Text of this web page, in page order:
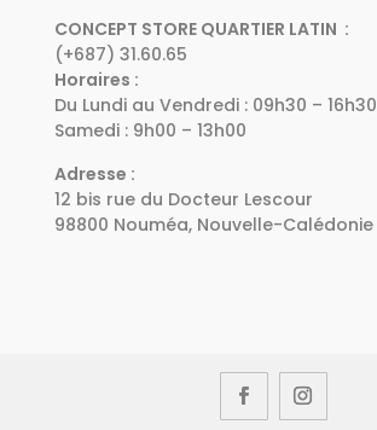
CONCEPT STORE QUARTIER LATIN :
(+687) 31.60.65
Horaires :
Du Lundi au Vendredi : 09h30 – 16h30
Samedi : 9h00 – 13h00
Adresse :
12 bis rue du Docteur Lescour
98800 Nouméa, Nouvelle-Calédonie